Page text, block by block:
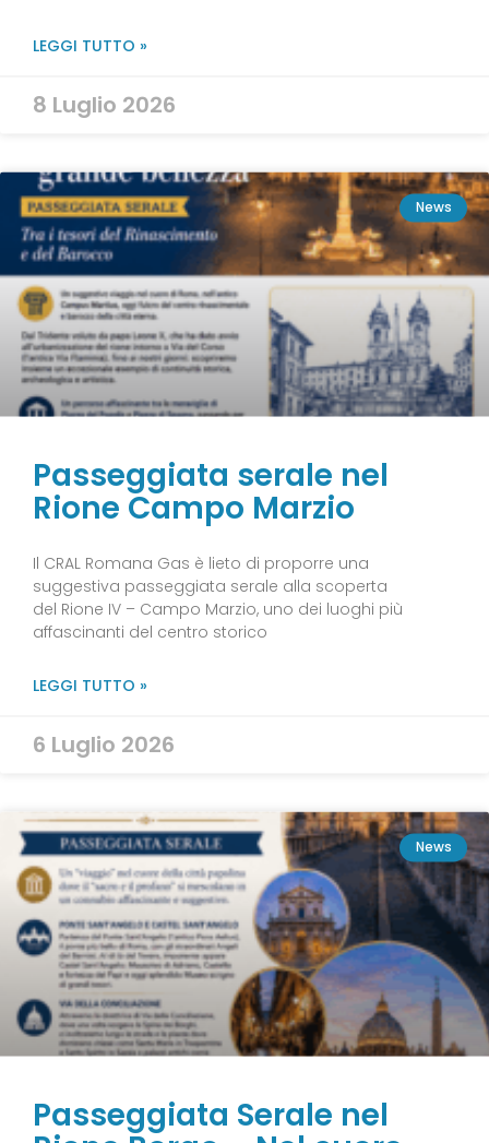
LEGGI TUTTO »
8 Luglio 2026
News
Passeggiata serale nel
Rione Campo Marzio
Il CRAL Romana Gas è lieto di proporre una
suggestiva passeggiata serale alla scoperta
del Rione IV – Campo Marzio, uno dei luoghi più
affascinanti del centro storico
LEGGI TUTTO »
6 Luglio 2026
News
Passeggiata Serale nel